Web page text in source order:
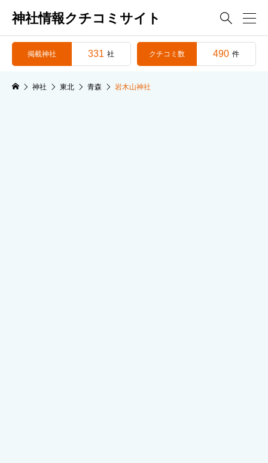
神社情報クチコミサイト 
掲載神社 331 社 クチコミ数 490 件
神社 東北 青森 岩木山神社